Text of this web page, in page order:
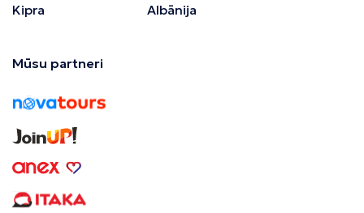
Kipra
Albānija
Mūsu partneri